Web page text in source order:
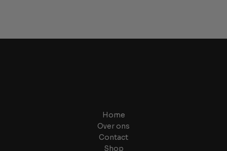
Home
Over ons
Contact
Shop